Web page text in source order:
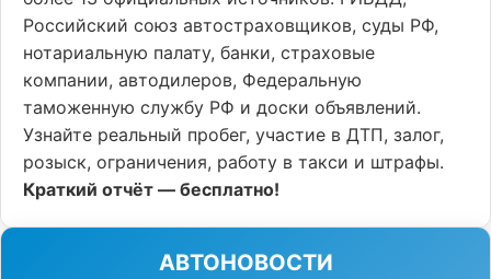
Российский союз автостраховщиков, суды РФ,
нотариальную палату, банки, страховые
компании, автодилеров, Федеральную
таможенную службу РФ и доски объявлений.
Узнайте реальный пробег, участие в ДТП, залог,
розыск, ограничения, работу в такси и штрафы.
Краткий отчёт — бесплатно!
АВТОНОВОСТИ